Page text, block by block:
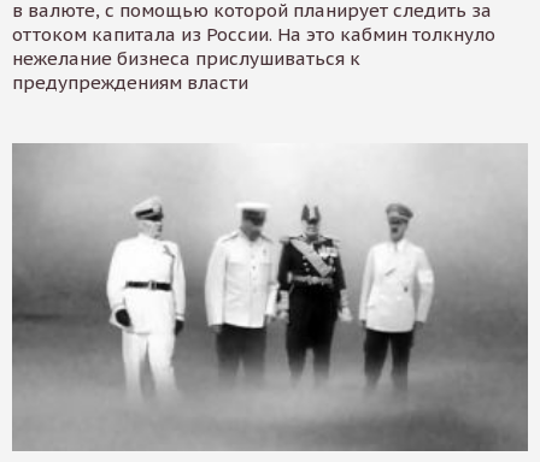
в валюте, с помощью которой планирует следить за
оттоком капитала из России. На это кабмин толкнуло
нежелание бизнеса прислушиваться к
предупреждениям власти